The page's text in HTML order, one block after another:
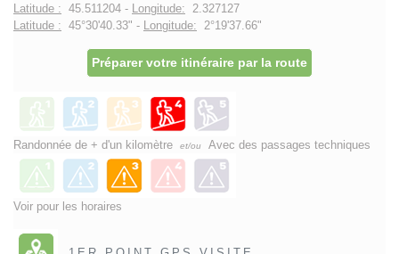
Latitude : 45.511204 - Longitude: 2.327127
Latitude : 45°30'40.33" - Longitude: 2°19'37.66"
Préparer votre itinéraire par la route
Randonnée de + d'un kilomètre et/ou Avec des passages techniques
Voir pour les horaires